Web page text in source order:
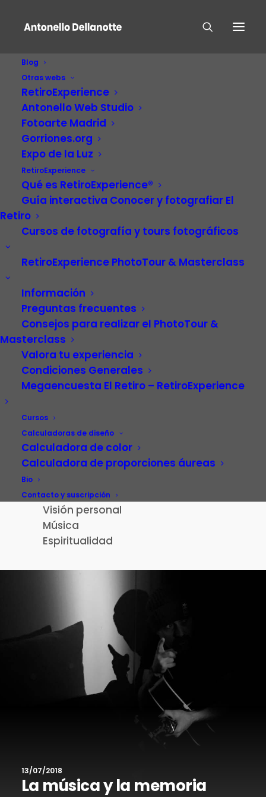
Blog
Otras webs
RetiroExperience
Antonello Web Studio
Fotoarte Madrid
Gorriones.org
Expo de la Luz
RetiroExperience
Qué es RetiroExperience®
Guía interactiva Conocer y fotografiar El
Retiro
Cursos de fotografía y tours fotográficos
RetiroExperience PhotoTour & Masterclass
Información
Preguntas frecuentes
Consejos para realizar el PhotoTour &
Masterclass
Valora tu experiencia
Condiciones Generales
Megaencuesta El Retiro – RetiroExperience
Cursos
Calculadoras de diseño
Calculadora de color
Calculadora de proporciones áureas
Bio
Contacto y suscripción
Música
Carrera profesional
Fotografía
Patrimonio cultural
Paisaje de la Luz
El Retiro – RetiroExperience
Visión personal
Música
Espiritualidad
13/07/2018
La música y la memoria